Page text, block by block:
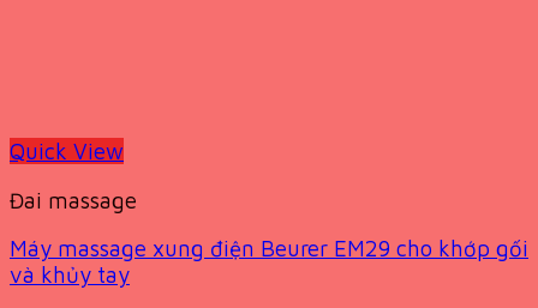
Quick View
Đai massage
Máy massage xung điện Beurer EM29 cho khớp gối
và khủy tay